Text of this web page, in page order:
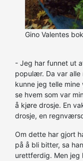
Gino Valentes
- Jeg har funnet ut
populær. Da var alle
kunne jeg telle
se hvem som var
å kjøre drosje. En
drosje, en
Om dette har gjort
på å bli bitter, sa
urettferdig. Men jeg